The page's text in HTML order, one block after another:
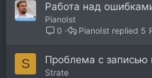
Работа над
PianoIst
0
5
PianoIst
S Проблема с записью
Strate